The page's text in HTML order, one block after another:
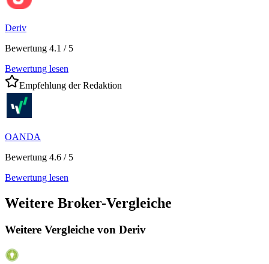
Deriv
Bewertung 4.1 / 5
Bewertung lesen
Empfehlung der Redaktion
OANDA
Bewertung 4.6 / 5
Bewertung lesen
Weitere Broker-Vergleiche
Weitere Vergleiche von Deriv